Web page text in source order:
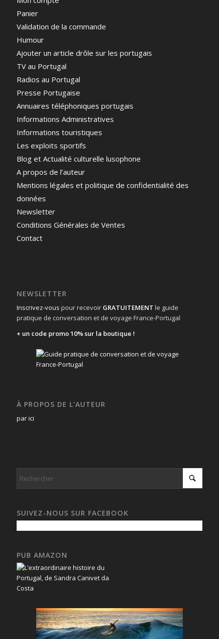
Panier
Validation de la commande
Humour
Ajouter un article drôle sur les portugais
TV au Portugal
Radios au Portugal
Presse Portugaise
Annuaires téléphoniques portugais
Informations Administratives
Informations touristiques
Les exploits sportifs
Blog et Actualité culturelle lusophone
A propos de l’auteur
Mentions légales et politique de confidentialité des
données
Newsletter
Conditions Générales de Ventes
Contact
NEWSLETTER
Inscrivez-vous pour recevoir GRATUITEMENT le guide
pratique de conversation et de voyage France-Portugal
+ un code promo 10% sur la boutique !
À PROPOS DE L’AUTEUR
par ici
SUIVEZ-NOUS SUR FACEBOOK
PUB AMAZON